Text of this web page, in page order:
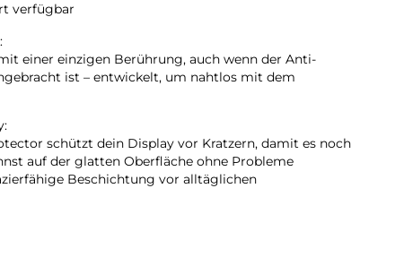
verfügbar
einer einzigen Berührung, auch wenn der Anti-
ist – entwickelt, um nahtlos mit dem
schützt dein Display vor Kratzern, damit es noch
auf der glatten Oberfläche ohne Probleme
Beschichtung vor alltäglichen